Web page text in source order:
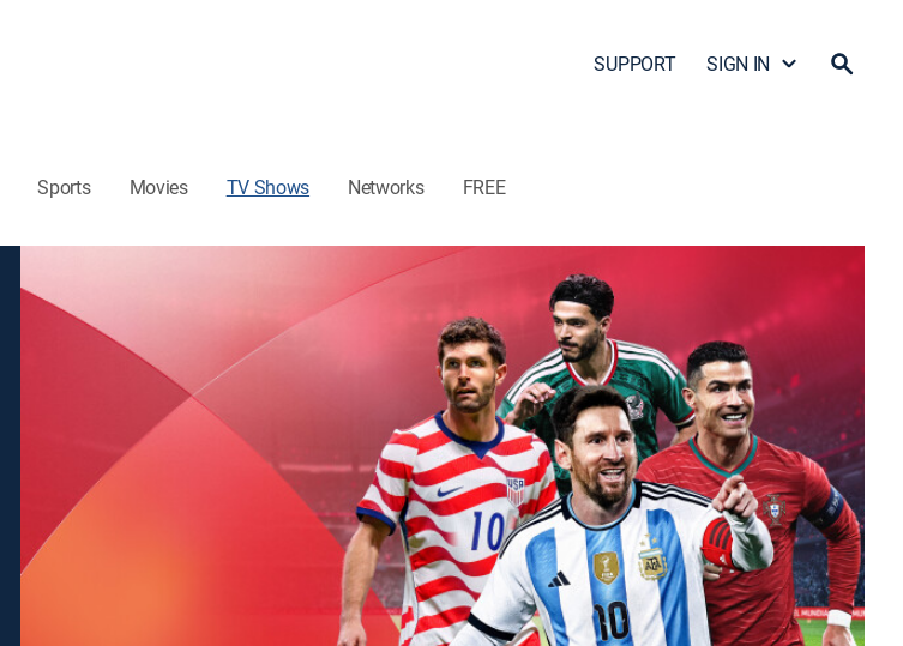
SUPPORT SIGN IN
Sports Movies TV Shows Networks FREE